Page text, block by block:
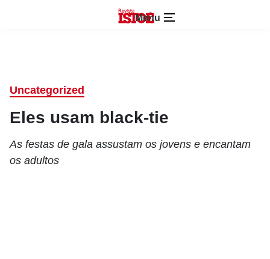
Menu
Uncategorized
Eles usam black-tie
As festas de gala assustam os jovens e encantam
os adultos